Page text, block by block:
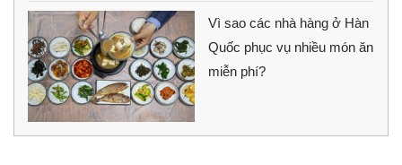
Vì sao các nhà hàng ở Hàn
Quốc phục vụ nhiều món ăn
miễn phí?